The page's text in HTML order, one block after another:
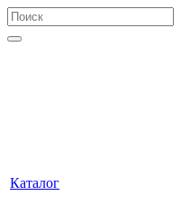
Каталог